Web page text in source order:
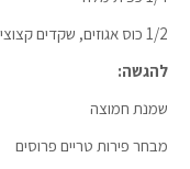
1/2 כוס אגוזים, שקדים קצוצים או צימוקים
להגשה:
שמנת חמוצה
מבחר פירות טריים פרוסים